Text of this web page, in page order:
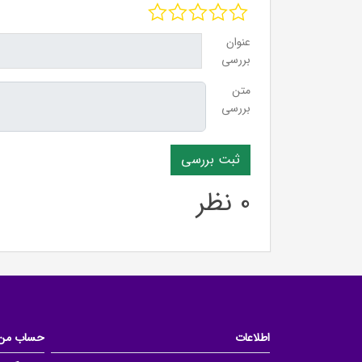
عنوان
بررسی
متن
بررسی
0 نظر
اطلاعات
حساب